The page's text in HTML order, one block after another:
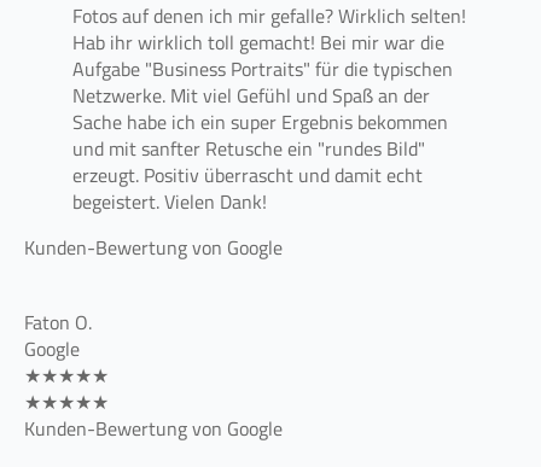
Fotos auf denen ich mir gefalle? Wirklich selten!
Hab ihr wirklich toll gemacht! Bei mir war die
Aufgabe "Business Portraits" für die typischen
Netzwerke. Mit viel Gefühl und Spaß an der
Sache habe ich ein super Ergebnis bekommen
und mit sanfter Retusche ein "rundes Bild"
erzeugt. Positiv überrascht und damit echt
begeistert. Vielen Dank!
Kunden-Bewertung von Google
Faton O.
Google
★★★★★
★★★★★
Kunden-Bewertung von Google